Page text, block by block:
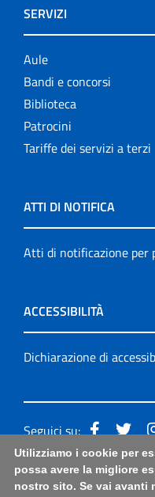
SERVIZI
Aule
Bandi e concorsi
Biblioteca
Patrocini
Tariffe dei servizi a terzi
ATTI DI NOTIFICA
Atti di notificazione per
ACCESSIBILITÀ
Dichiarazione di
Seguici su:
Accessibilità: form di
questa pagina|Note
Utilizziamo i cookie per
possa avere la migliore
nostro sito. Se vai avanti